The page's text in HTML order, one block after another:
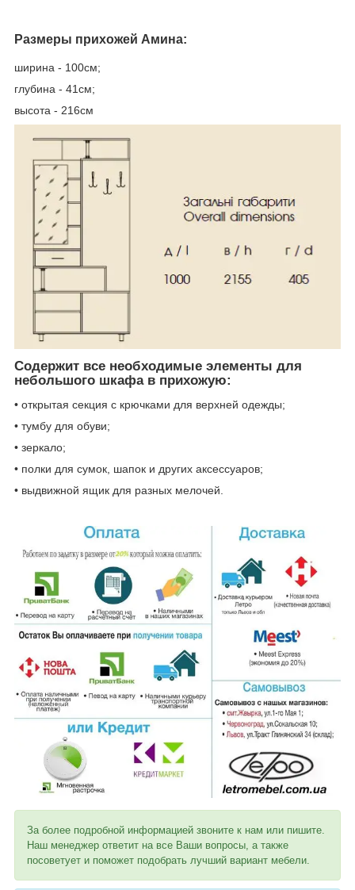
Размеры прихожей Амина:
ширина - 100см;
глубина - 41см;
высота - 216см
Содержит все необходимые элементы для
небольшого шкафа в прихожую:
• открытая секция с крючками для верхней одежды;
• тумбу для обуви;
• зеркало;
• полки для сумок, шапок и других аксессуаров;
• выдвижной ящик для разных мелочей.
За более подробной информацией звоните к нам или пишите.
Наш менеджер ответит на все Ваши вопросы, а также
посоветует и поможет подобрать лучший вариант мебели.